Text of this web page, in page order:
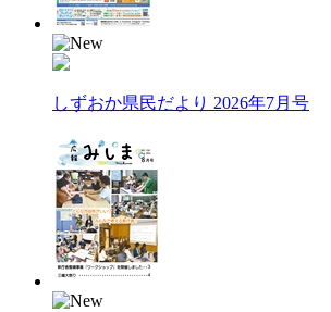
しずおか県民だより 2026年7月号